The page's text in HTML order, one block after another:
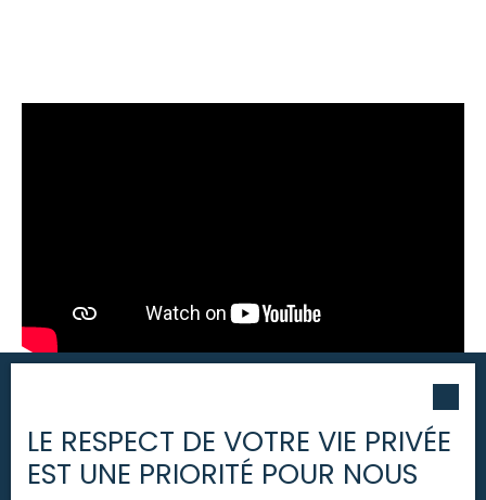
LE RESPECT DE VOTRE VIE PRIVÉE
EST UNE PRIORITÉ POUR NOUS